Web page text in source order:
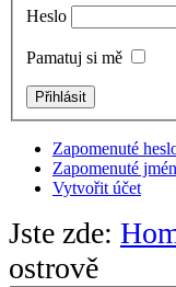
Heslo
Pamatuj si mě
Zapomenuté
Zapomenuté
Vytvořit účet
Jste zde:
ostrově